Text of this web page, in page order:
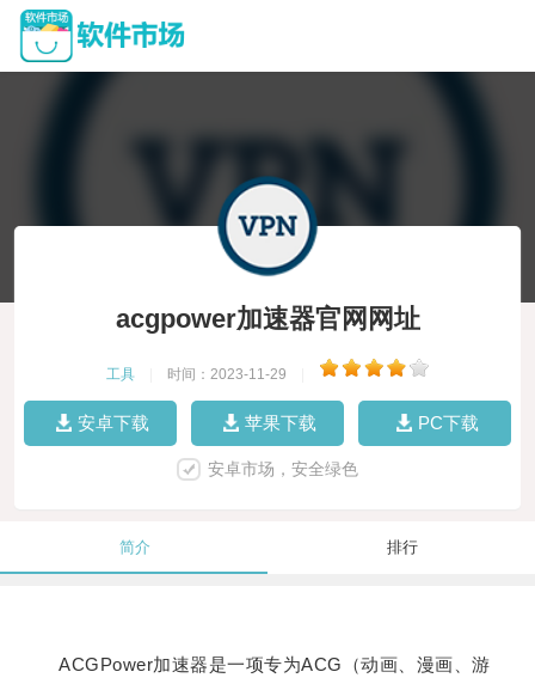
acgpower加速器官网网址
工具 时间：2023-11-29
安卓下载 苹果下载 PC下载
安卓市场，安全绿色
简介 排行
ACGPower加速器是一项专为ACG（动画、漫画、游